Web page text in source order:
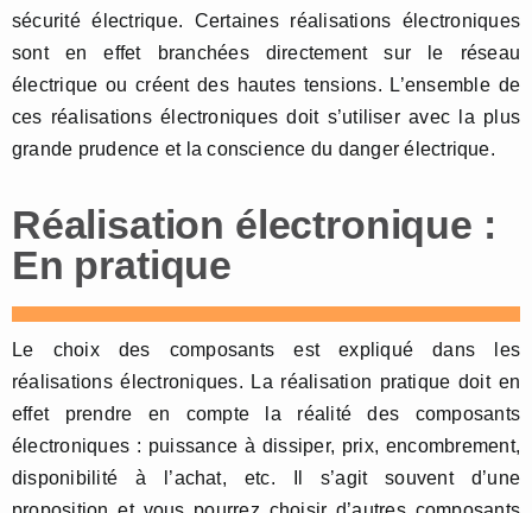
sécurité électrique. Certaines réalisations électroniques
sont en effet branchées directement sur le réseau
électrique ou créent des hautes tensions. L’ensemble de
ces réalisations électroniques doit s’utiliser avec la plus
grande prudence et la conscience du danger électrique.
Réalisation électronique :
En pratique
Le choix des composants est expliqué dans les
réalisations électroniques. La réalisation pratique doit en
effet prendre en compte la réalité des composants
électroniques : puissance à dissiper, prix, encombrement,
disponibilité à l’achat, etc. Il s’agit souvent d’une